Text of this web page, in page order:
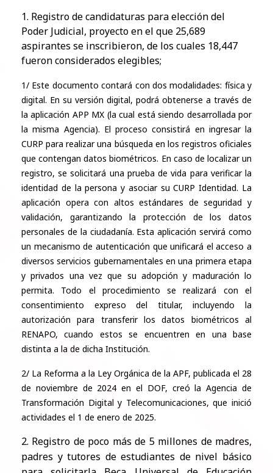
1. Registro de candidaturas para elección del
Poder Judicial, proyecto en el que 25,689
aspirantes se inscribieron, de los cuales 18,447
fueron considerados elegibles;
1/ Este documento contará con dos modalidades: física y
digital. En su versión digital, podrá obtenerse a través de
la aplicación APP MX (la cual está siendo desarrollada por
la misma Agencia). El proceso consistirá en ingresar la
CURP para realizar una búsqueda en los registros oficiales
que contengan datos biométricos. En caso de localizar un
registro, se solicitará una prueba de vida para verificar la
identidad de la persona y asociar su CURP Identidad. La
aplicación opera con altos estándares de seguridad y
validación, garantizando la protección de los datos
personales de la ciudadanía. Esta aplicación servirá como
un mecanismo de autenticación que unificará el acceso a
diversos servicios gubernamentales en una primera etapa
y privados una vez que su adopción y maduración lo
permita. Todo el procedimiento se realizará con el
consentimiento expreso del titular, incluyendo la
autorización para transferir los datos biométricos al
RENAPO, cuando estos se encuentren en una base
distinta a la de dicha Institución.
2/ La Reforma a la Ley Orgánica de la APF, publicada el 28
de noviembre de 2024 en el DOF, creó la Agencia de
Transformación Digital y Telecomunicaciones, que inició
actividades el 1 de enero de 2025.
2. Registro de poco más de 5 millones de madres,
padres y tutores de estudiantes de nivel básico